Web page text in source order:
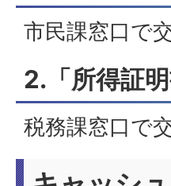
市民課窓口で
2.「所得証
税務課窓口で